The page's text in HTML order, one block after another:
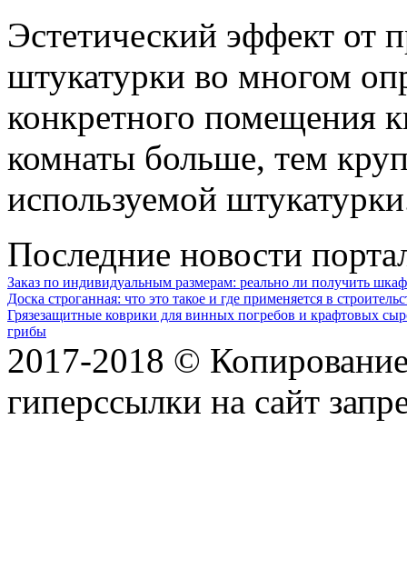
Эстетический эффект от
штукатурки во многом
конкретного помещения
комнаты больше, тем
используемой
Последние новости
Заказ по индивидуальным размерам: реально ли получить
Доска строганная: что это такое и где применяется в
Грязезащитные коврики для винных погребов и крафтовых
грибы
2017-2018 ©
гиперссылки на сайт